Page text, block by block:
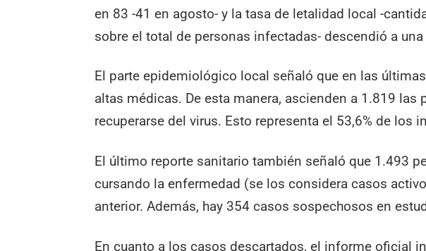
en 83 -41 en agosto- y la tasa de letalidad local -
sobre el total de personas infectadas- descendió a
El parte epidemiológico local señaló que en las
altas médicas. De esta manera, ascienden a 1.819 las
recuperarse del virus. Esto representa el 53,6% de los
El último reporte sanitario también señaló que 1.493
cursando la enfermedad (se los considera casos
anterior. Además, hay 354 casos sospechosos en
En cuanto a los casos descartados, el informe oficial